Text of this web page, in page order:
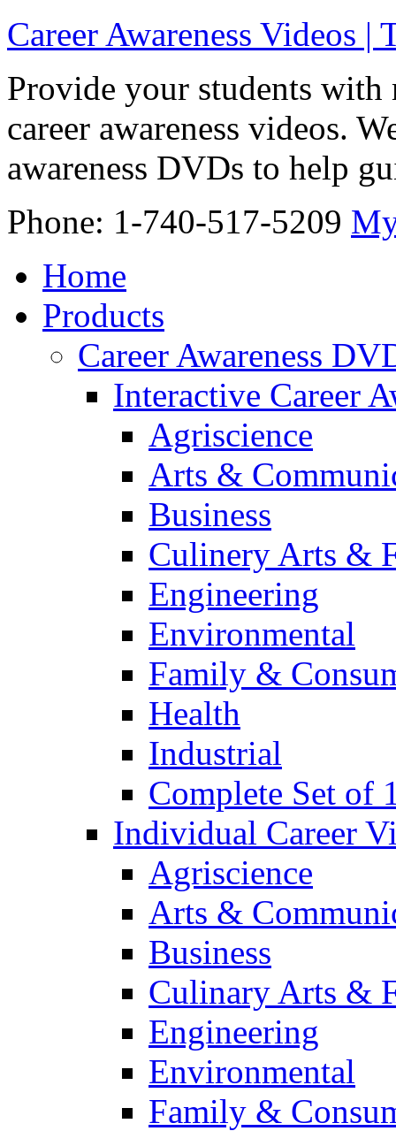
Career Awareness Videos
Provide your students
career awareness videos.
awareness DVDs to help
Phone: 1-740-517-5209
Home
Products
Career Awareness
Interactive Career
Agriscience
Arts &
Business
Culinery Arts &
Engineering
Environmental
Family &
Health
Industrial
Complete Set of
Individual Career
Agriscience
Arts &
Business
Culinary Arts &
Engineering
Environmental
Family &